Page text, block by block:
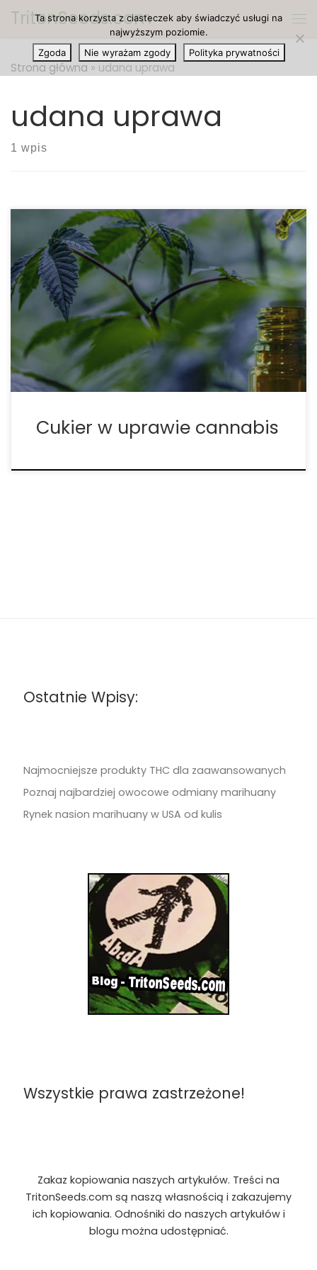
Przejdź do treści
TritonSeeds.com
Strona główna » udana uprawa
udana uprawa
1 wpis
Aby zwiększyć liczbę pąków w naszej uprawie,
musisz mieć pewność, że dostają one
wystarczającą ilość cukru. Przyjrzyjmy się w
dzisiejszym artykule dlaczego cukier jest tak istotny
dla procesu uprawy i jak osoba uprawiająca
cannabis może zwiększyć produkcję cukru z
pomocą […]
Cukier w uprawie cannabis
Ostatnie Wpisy:
Najmocniejsze produkty THC dla zaawansowanych
Poznaj najbardziej owocowe odmiany marihuany
Rynek nasion marihuany w USA od kulis
Wszystkie prawa zastrzeżone!
Zakaz kopiowania naszych artykułów. Treści na
TritonSeeds.com są naszą własnością i zakazujemy
ich kopiowania. Odnośniki do naszych artykułów i
blogu można udostępniać.
Ta strona korzysta z ciasteczek aby świadczyć usługi na
najwyższym poziomie.
Zgoda
Nie wyrażam zgody Polityka prywatności